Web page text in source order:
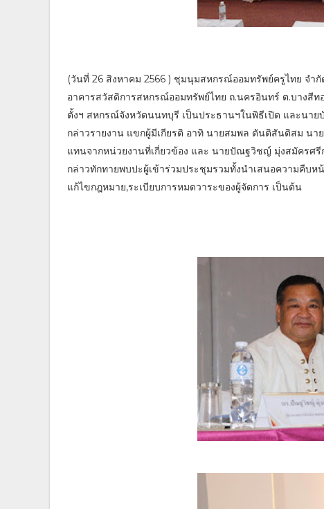
(วันที่ 26 สิงหาคม 2566 ) ชุมนุมสหกรณ์ออมทรัพย์ครูไทย จ
อาคารสวัสดิการสหกรณ์ออมทรัพย์ไทย ถ.นครอินทร์ ต.บางสี
ตั้งฯ สหกรณ์จังหวัดนนทบุรี เป็นประธานฯในพิธีเปิด และนา
กล่าวรายงาน แขกผู้มีเกียรติ อาทิ นายสมพล ตันติสันติสม นา
แทนจากหน่วยงานที่เกี่ยวข้อง และ นายปัณฐวิชญ์ มุ่งสมัครศ
กล่าวทักทายพบปะผู้เข้าร่วมประชุมรวมทั้งนำเสนอความคืบ
แก้ไขกฎหมาย,ระเบียบการหมดวาระของผู้จัดการ เป็นต้น